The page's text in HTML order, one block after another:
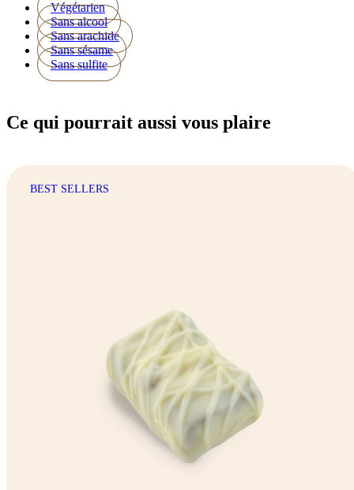
Végétarien
Sans alcool
Sans arachide
Sans sésame
Sans sulfite
Ce qui pourrait aussi vous plaire
BEST SELLERS